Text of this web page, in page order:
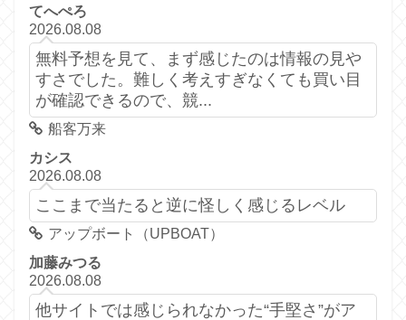
てへぺろ
2026.08.08
無料予想を見て、まず感じたのは情報の見や
すさでした。難しく考えすぎなくても買い目
が確認できるので、競...
船客万来
カシス
2026.08.08
ここまで当たると逆に怪しく感じるレベル
アップボート（UPBOAT）
加藤みつる
2026.08.08
他サイトでは感じられなかった“手堅さ”がア